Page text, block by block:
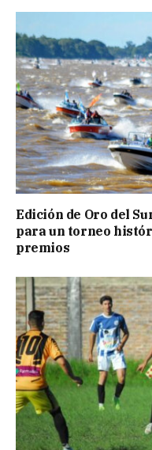
Edición de Oro del
para un torneo
premios